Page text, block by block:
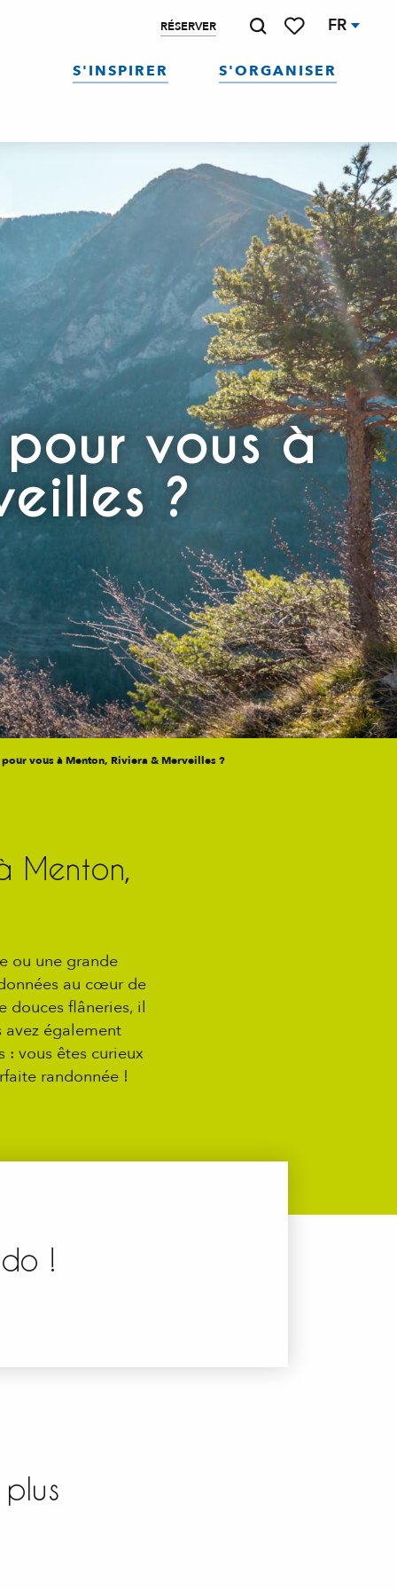
RÉSERVER FR
S'INSPIRER S'ORGANISER
vous à
?
vous à Menton, Riviera & Merveilles ?
Menton,
ou une grande
au cœur de
douces flâneries, il
avez également
: vous êtes curieux
randonnée !
!